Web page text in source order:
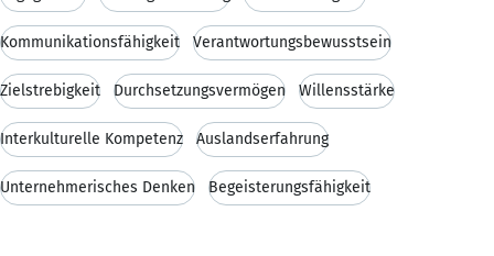
Kommunikationsfähigkeit Verantwortungsbewusstsein
Zielstrebigkeit Durchsetzungsvermögen Willensstärke
Interkulturelle Kompetenz Auslandserfahrung
Unternehmerisches Denken Begeisterungsfähigkeit